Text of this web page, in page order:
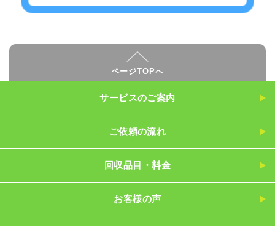
ページTOPへ
サービスのご案内
ご依頼の流れ
回収品目・料金
お客様の声